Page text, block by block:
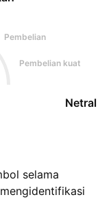
Pembelian
Pembelian kuat
Netral
selama